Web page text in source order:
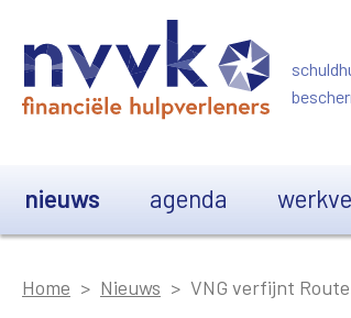
nieuws agenda
Home Nieuws VNG verfijnt